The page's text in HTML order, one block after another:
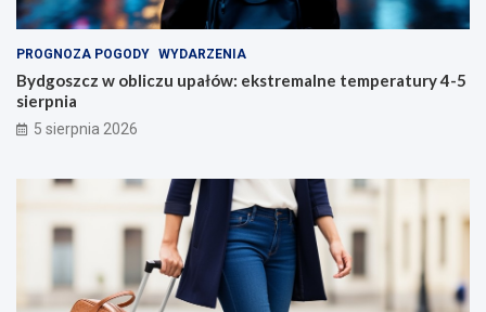
PROGNOZA POGODY WYDARZENIA
Bydgoszcz w obliczu upałów: ekstremalne temperatury 4-5
sierpnia
5 sierpnia 2026